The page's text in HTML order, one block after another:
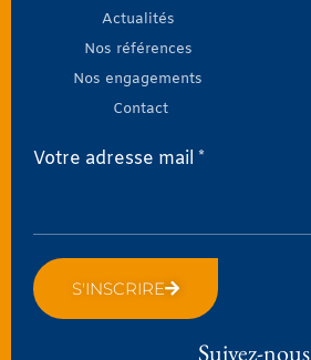
Actualités
Nos références
Nos engagements
Contact
Votre adresse mail *
S'INSCRIRE
Suivez-nous